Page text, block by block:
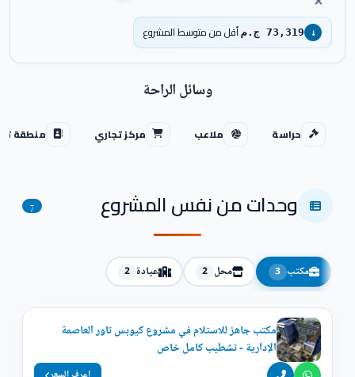
↓ 73,319 ج.م أقل من متوسط المشروع
وسائل الراحة
حراسة ملاعب مركز تجاري منطقة
وحدات من نفس المشروع 7
مكتب 3 محل 2 عيادة 2
مكتب جاهز للاستلام في مشروع كيوبس تاور العاصمة
الإدارية - تشطيب كامل خاص